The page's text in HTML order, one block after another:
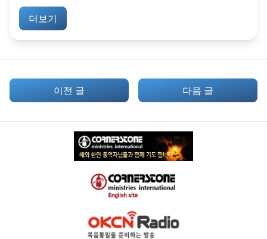
더보기
이전 글 다음 글